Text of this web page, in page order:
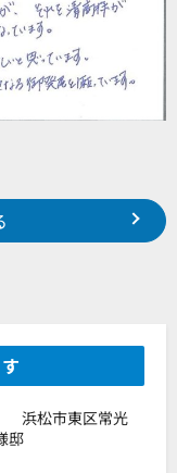
葵東町 某医院様
市東区常光